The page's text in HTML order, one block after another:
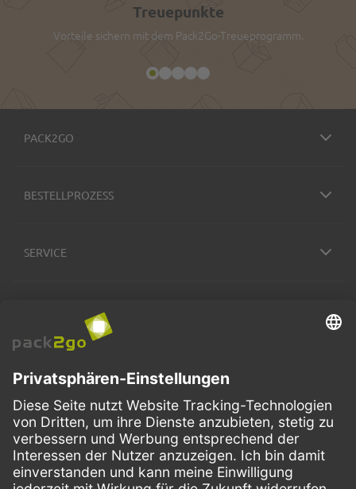
Treuepunkte
Vorteile sichern mit dem Pack2Go-Treueprogramm.
PACK2GO
BESTELLPROZESS
SERVICE
VERSANDARTEN